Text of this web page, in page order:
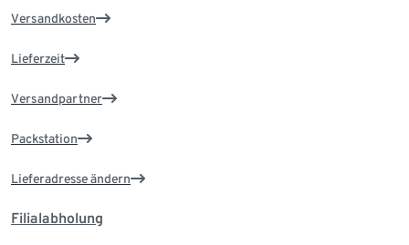
Versandkosten
Lieferzeit
Versandpartner
Packstation
Lieferadresse ändern
Filialabholung